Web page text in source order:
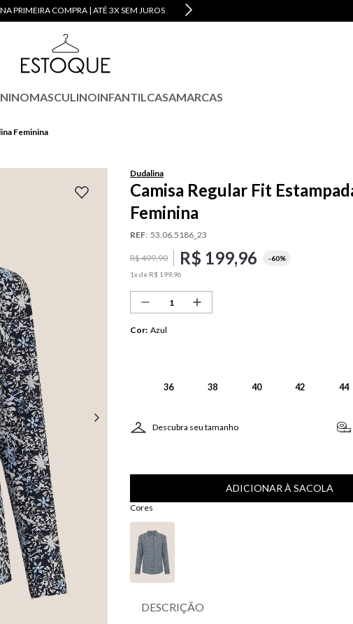
PRIMEIRA COMPRA | ATÉ 3X SEM JUROS
MASCULINOINFANTILCASAMARCAS
Feminina
Dudalina
Camisa Regular Fit
Feminina
REF: 53.06.5186_23
R$499,90 R$ 199,96 -60%
1x de R$ 199 96
Cor: Azul
36 38 40 42 44
Descubra seu tamanho
ADICIONAR À SACOLA
Cores
DESCRIÇÃO